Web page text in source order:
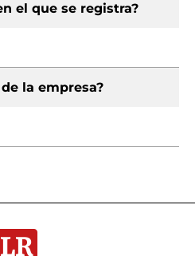
el que se registra?
la empresa?